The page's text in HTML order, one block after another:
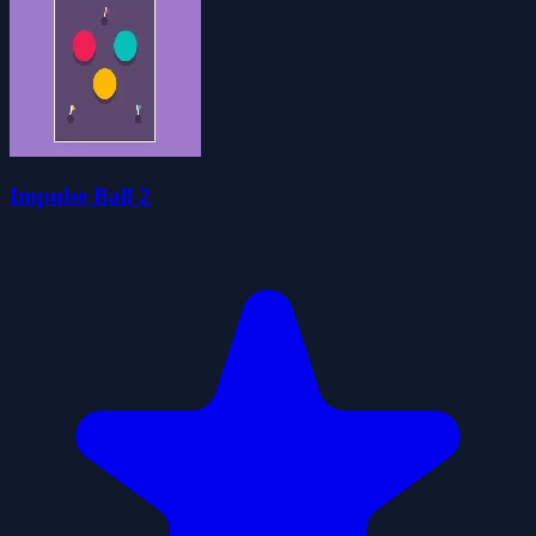
Impulse Ball 2